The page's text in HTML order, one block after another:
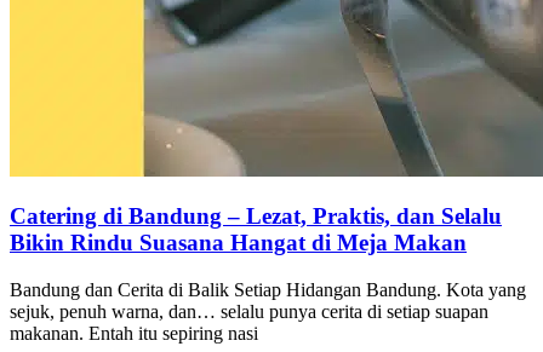
Catering di Bandung – Lezat, Praktis, dan Selalu
Bikin Rindu Suasana Hangat di Meja Makan
Bandung dan Cerita di Balik Setiap Hidangan Bandung. Kota yang
sejuk, penuh warna, dan… selalu punya cerita di setiap suapan
makanan. Entah itu sepiring nasi